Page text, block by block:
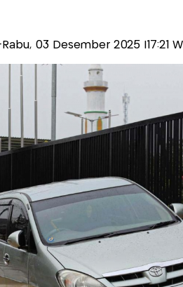
03 Desember 2025 |17:21